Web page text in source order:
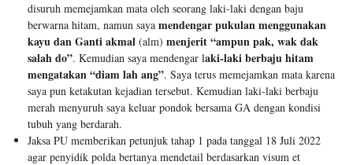
disuruh memejamkan mata oleh seorang laki-laki dengan baju
berwarna hitam, namun saya mendengar pukulan menggunakan
kayu dan Ganti akmal (alm) menjerit “ampun pak, wak dak
salah do”. Kemudian saya mendengar laki-laki berbaju hitam
mengatakan “diam lah ang”. Saya terus memejamkan mata karena
saya pun ketakutan kejadian tersebut. Kemudian laki-laki berbaju
merah menyuruh saya keluar pondok bersama GA dengan kondisi
tubuh yang berdarah.
Jaksa PU memberikan petunjuk tahap 1 pada tanggal 18 Juli 2022
agar penyidik polda bertanya mendetail berdasarkan visum et